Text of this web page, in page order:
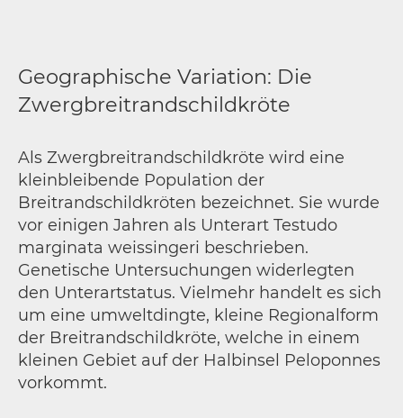
Geographische Variation: Die
Zwergbreitrandschildkröte
Als Zwergbreitrandschildkröte wird eine
kleinbleibende Population der
Breitrandschildkröten bezeichnet. Sie wurde
vor einigen Jahren als Unterart Testudo
marginata weissingeri beschrieben.
Genetische Untersuchungen widerlegten
den Unterartstatus. Vielmehr handelt es sich
um eine umweltdingte, kleine Regionalform
der Breitrandschildkröte, welche in einem
kleinen Gebiet auf der Halbinsel Peloponnes
vorkommt.